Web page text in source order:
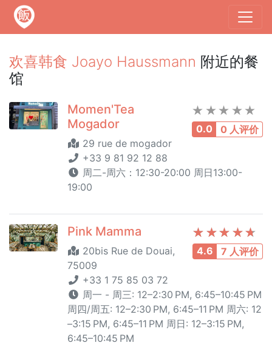
欢喜韩食 Joayo Haussmann 附近的餐
馆
0.0 0 人评价
Momen'Tea
Mogador
29 rue de mogador
+33 9 81 92 12 88
周二-周六：12:30-20:00 周日13:00-
19:00
4.6 7 人评价
Pink Mamma
20bis Rue de Douai,
75009
+33 1 75 85 03 72
周一 - 周三: 12–2:30 PM, 6:45–10:45 PM
周四/周五: 12–2:30 PM, 6:45–11 PM 周六: 12
–3:15 PM, 6:45–11 PM 周日: 12–3:15 PM,
6:45–10:45 PM